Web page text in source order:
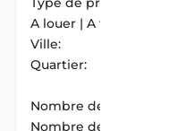
A louer | A vendre:
Ville:
Quartier:
Nombre de chambres:
Nombre de douches: